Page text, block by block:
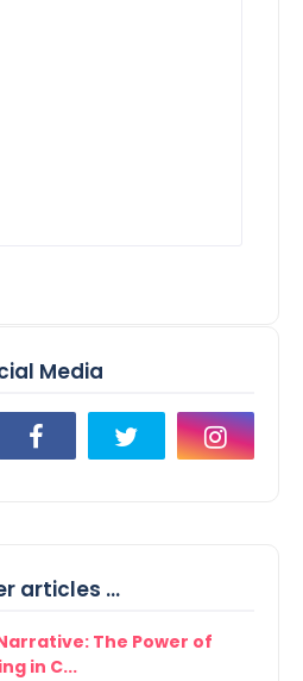
Media
articles ...
The Power of
in C...